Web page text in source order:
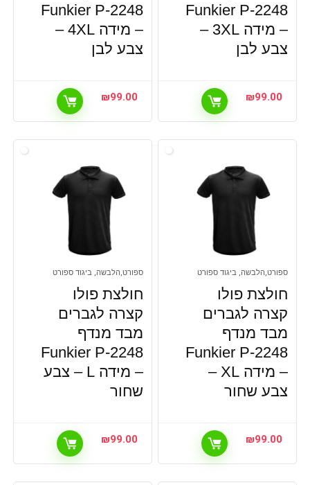
Funkier P-2248
– מידה 3XL –
צבע לבן
₪99.00
Funkier P-2248
– מידה 4XL –
צבע לבן
₪99.00
ספורט,הלבשה, ביגוד ספורט
חולצת פולו
קצרה לגברים
מבד מנדף
Funkier P-2248
– מידה XL –
צבע שחור
₪99.00
ספורט,הלבשה, ביגוד ספורט
חולצת פולו
קצרה לגברים
מבד מנדף
Funkier P-2248
– מידה L – צבע
שחור
₪99.00